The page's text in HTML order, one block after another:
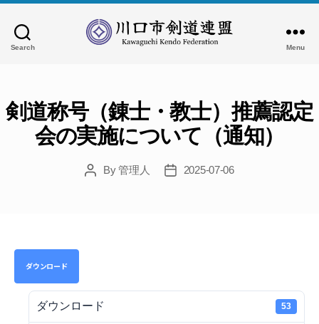
Search
連
Menu
剣道称号（錬士・教士）推薦認定
会の実施について（通知）
PostBy管理人
Post2025-07-06
ダウンロード
ダウンロード 53